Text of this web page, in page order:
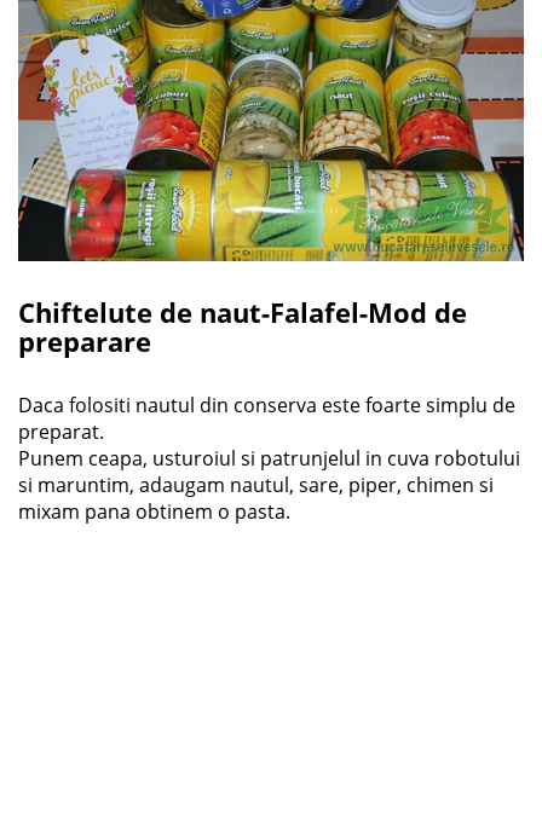
Chiftelute de naut-Falafel-Mod de
preparare
Daca folositi nautul din conserva este foarte simplu de
preparat.
Punem ceapa, usturoiul si patrunjelul in cuva robotului
si maruntim, adaugam nautul, sare, piper, chimen si
mixam pana obtinem o pasta.